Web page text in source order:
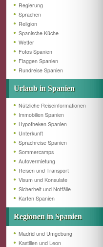
Regierung
Sprachen
Religion
Spanische Küche
Wetter
Fotos Spanien
Flaggen Spanien
Rundreise Spanien
Urlaub in Spanien
Nützliche Reiseinformationen
Immobilien Spanien
Hypotheken Spanien
Unterkunft
Sprachreise Spanien
Sommercamps
Autovermietung
Reisen und Transport
Visum und Konsulate
Sicherheit und Notfälle
Karten Spanien
Regionen in Spanien
Madrid und Umgebung
Kastilien und Leon